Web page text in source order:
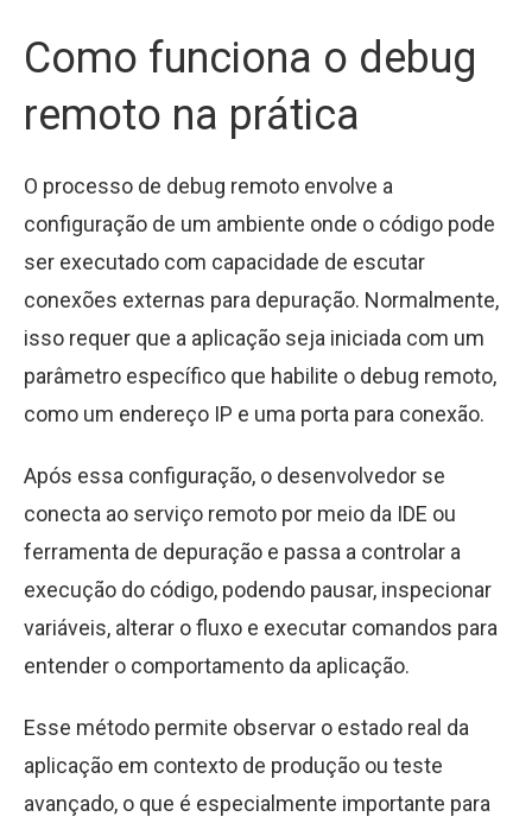
Como funciona o debug
remoto na prática
O processo de debug remoto envolve a
configuração de um ambiente onde o código pode
ser executado com capacidade de escutar
conexões externas para depuração. Normalmente,
isso requer que a aplicação seja iniciada com um
parâmetro específico que habilite o debug remoto,
como um endereço IP e uma porta para conexão.
Após essa configuração, o desenvolvedor se
conecta ao serviço remoto por meio da IDE ou
ferramenta de depuração e passa a controlar a
execução do código, podendo pausar, inspecionar
variáveis, alterar o fluxo e executar comandos para
entender o comportamento da aplicação.
Esse método permite observar o estado real da
aplicação em contexto de produção ou teste
avançado, o que é especialmente importante para